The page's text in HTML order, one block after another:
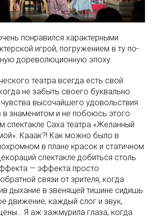
понравился характерными
игрой, погружением в ту по-
дореволюционную эпоху.
театра всегда есть свой
не забыть своего буквально
высочайшего удовольствия
в знаменитом и не побоюсь этого
спектакле Саха театра «Желанный
Кааак?! Как можно было в
в плане красок и статичном
спектакле добиться столь
— эффекта просто
связи от зрителя, когда
дыхание в звенящей тишине сидишь
движение, каждый слог и звук,
Я аж зажмурила глаза, когда